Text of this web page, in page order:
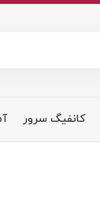
کانفیگ سرور